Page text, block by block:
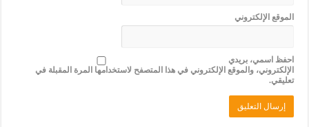
الموقع الإلكتروني
احفظ اسمي، بريدي
الإلكتروني، والموقع الإلكتروني في هذا المتصفح لاستخدامها المرة المقبلة في
تعليقي.